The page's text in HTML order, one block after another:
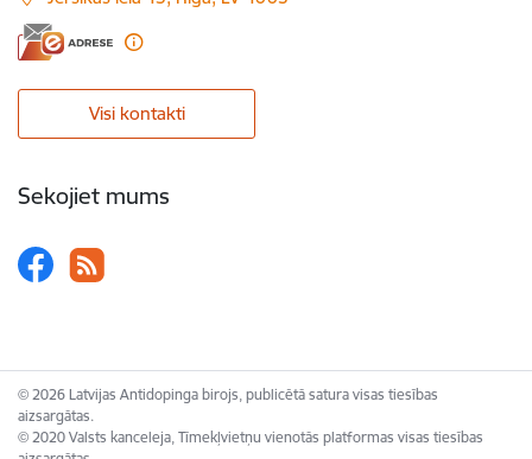
Visi kontakti
Sekojiet mums
© 2026 Latvijas Antidopinga birojs, publicētā satura visas tiesības
aizsargātas.
© 2020 Valsts kanceleja, Tīmekļvietņu vienotās platformas visas tiesības